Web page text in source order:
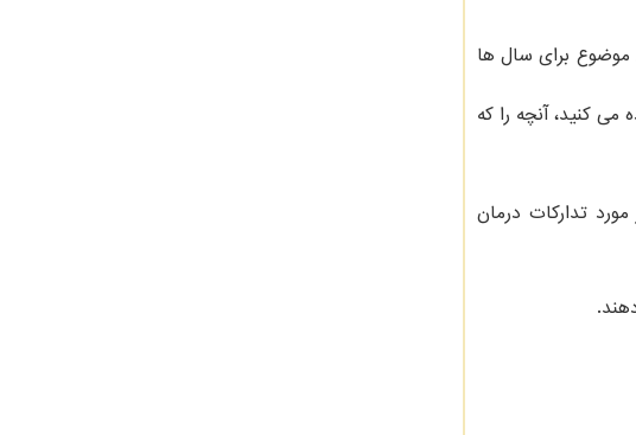
موضوع برای سال ها
کنید، آنچه را که
تدارکات درمان